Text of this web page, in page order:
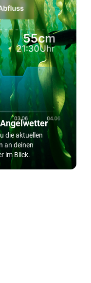
die aktuellen
an deinen
im Blick.